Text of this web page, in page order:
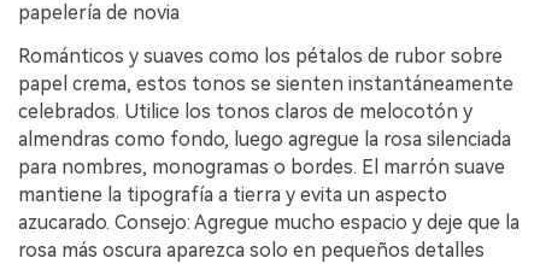
papelería de novia
Románticos y suaves como los pétalos de rubor sobre
papel crema, estos tonos se sienten instantáneamente
celebrados. Utilice los tonos claros de melocotón y
almendras como fondo, luego agregue la rosa silenciada
para nombres, monogramas o bordes. El marrón suave
mantiene la tipografía a tierra y evita un aspecto
azucarado. Consejo: Agregue mucho espacio y deje que la
rosa más oscura aparezca solo en pequeños detalles